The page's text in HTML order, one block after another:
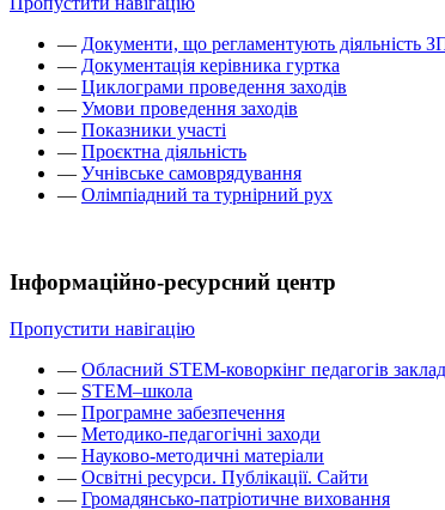
— Документи, що регламентують діяльність
— Документація керівника гуртка
— Циклограми проведення заходів
— Умови проведення заходів
— Показники участі
— Проєктна діяльність
— Учнівське самоврядування
— Олімпіадний та турнірний рух
Інформаційно-ресурсний центр
Пропустити навігацію
— Обласний STEM-коворкінг педагогів
— STEM–школа
— Програмне забезпечення
— Методико-педагогічні заходи
— Науково-методичні матеріали
— Освітні ресурси. Публікації. Сайти
— Громадянсько-патріотичне виховання